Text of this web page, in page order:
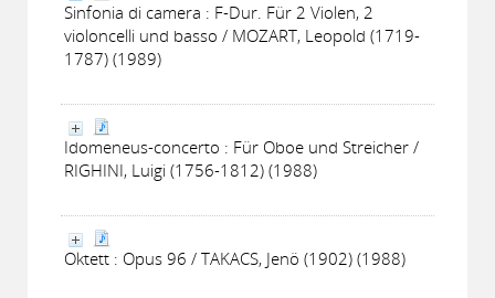
Sinfonia di camera : F-Dur. Für 2 Violen, 2
violoncelli und basso / MOZART, Leopold (1719-
1787) (1989)
Idomeneus-concerto : Für Oboe und Streicher /
RIGHINI, Luigi (1756-1812) (1988)
Oktett : Opus 96 / TAKACS, Jenö (1902) (1988)